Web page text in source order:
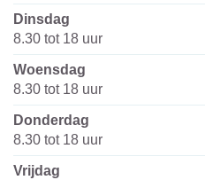
dinsdag
8.30 tot 18 uur
woensdag
8.30 tot 18 uur
donderdag
8.30 tot 18 uur
vrijdag